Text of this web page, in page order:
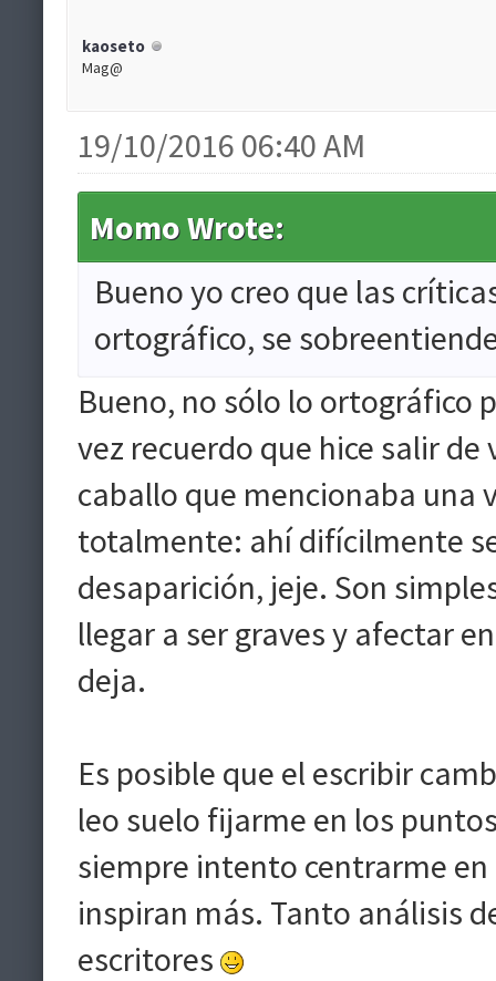
kaoseto
Mag@
19/10/2016 06:40 AM
Momo Wrote:
Bueno yo creo que las
ortográfico, se
Bueno, no sólo lo ortográfico
vez recuerdo que hice salir
caballo que mencionaba una
totalmente: ahí difícilmente
desaparición, jeje. Son
llegar a ser graves y afectar
deja.
Es posible que el escribir
leo suelo fijarme en los
siempre intento centrarme
inspiran más. Tanto análisis
escritores